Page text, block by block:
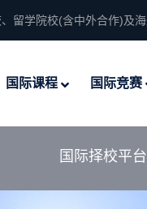
、留学院校(含中外合作)及
国际课程 国际竞赛
国际择校平台